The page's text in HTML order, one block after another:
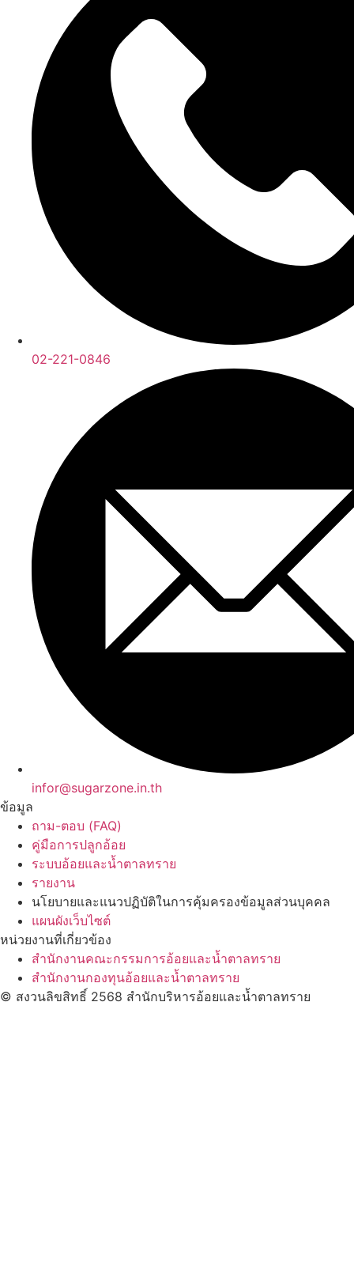
02-221-0846
infor@sugarzone.in.th
ข้อมูล
ถาม-ตอบ (FAQ)
คู่มือการปลูกอ้อย
ระบบอ้อยและน้ำตาลทราย
รายงาน
นโยบายและแนวปฏิบัติในการคุ้มครองข้อมูลส่วนบุคคล
แผนผังเว็บไซต์
หน่วยงานที่เกี่ยวข้อง
สำนักงานคณะกรรมการอ้อยและน้ำตาลทราย
สำนักงานกองทุนอ้อยและน้ำตาลทราย
© สงวนลิขสิทธิ์ 2568 สำนักบริหารอ้อยและน้ำตาลทราย